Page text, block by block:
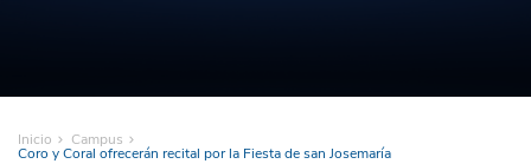
Inicio Campus
Coro y Coral ofrecerán recital por la Fiesta de san Josemaría